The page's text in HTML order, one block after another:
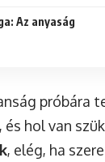
Az anyaság
próbára
és hol van
, elég, ha